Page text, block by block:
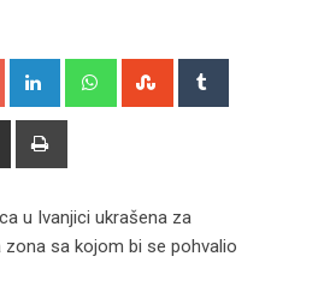
Google+ LinkedIn WhatsappStumbleUpon
Share
u Ivanjici ukrašena za
zona sa kojom bi se pohvalio